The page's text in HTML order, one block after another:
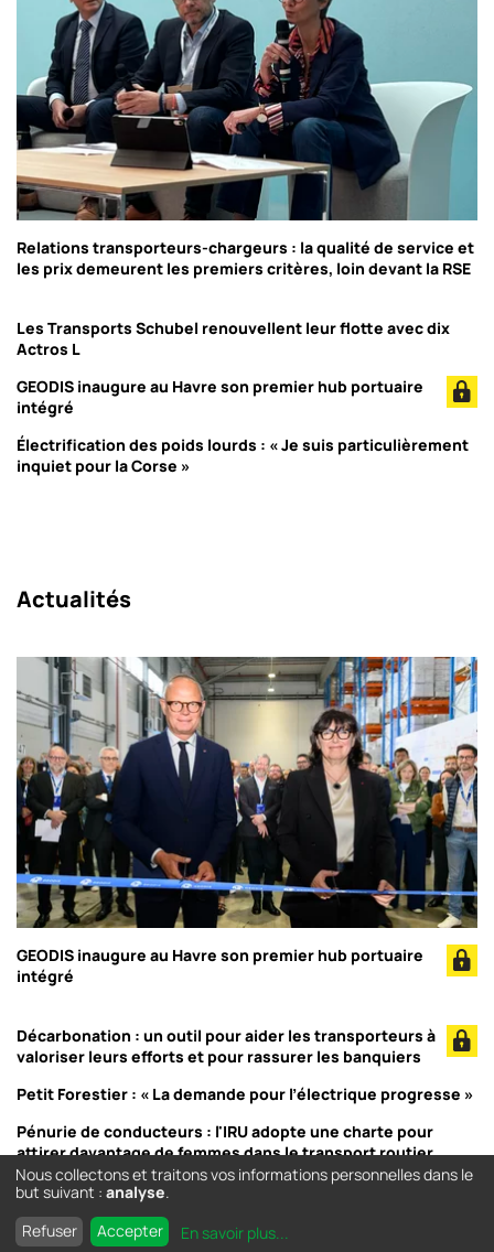
Relations transporteurs-chargeurs : la qualité de service et
les prix demeurent les premiers critères, loin devant la RSE
Les Transports Schubel renouvellent leur flotte avec dix
Actros L
GEODIS inaugure au Havre son premier hub portuaire
intégré
Électrification des poids lourds : « Je suis particulièrement
inquiet pour la Corse »
Actualités
GEODIS inaugure au Havre son premier hub portuaire
intégré
Décarbonation : un outil pour aider les transporteurs à
valoriser leurs efforts et pour rassurer les banquiers
Petit Forestier : « La demande pour l’électrique progresse »
Pénurie de conducteurs : l'IRU adopte une charte pour
attirer davantage de femmes dans le transport routier
Nous collectons et traitons vos informations personnelles dans le
but suivant : analyse.
Refuser
Accepter En savoir plus